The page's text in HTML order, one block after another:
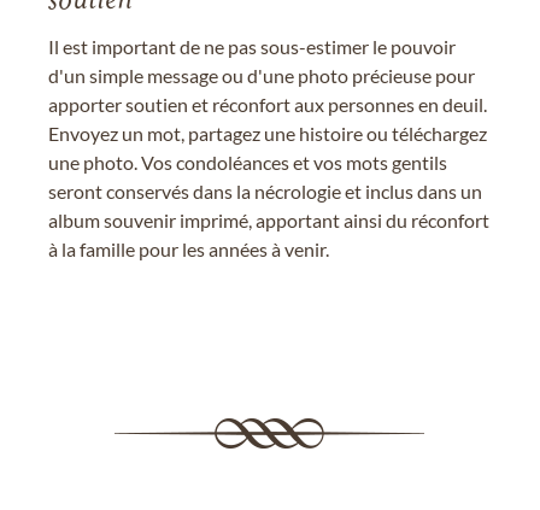
Il est important de ne pas sous-estimer le pouvoir
d'un simple message ou d'une photo précieuse pour
apporter soutien et réconfort aux personnes en deuil.
Envoyez un mot, partagez une histoire ou téléchargez
une photo. Vos condoléances et vos mots gentils
seront conservés dans la nécrologie et inclus dans un
album souvenir imprimé, apportant ainsi du réconfort
à la famille pour les années à venir.